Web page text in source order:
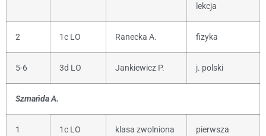
lekcja
2 1c LO Ranecka A. fizyka
5-6 3d LO Jankiewicz P. j. polski
Szmańda A.
1 1c LO klasa zwolniona
pierwsza